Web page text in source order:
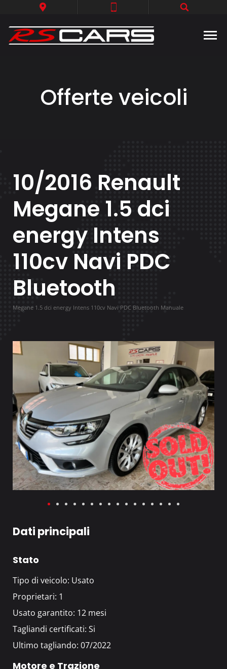
Offerte veicoli
10/2016 Renault
Megane 1.5 dci
energy Intens
110cv Navi PDC
Bluetooth
Megane 1.5 dci energy Intens 110cv Navi PDC Bluetooth Manuale
Dati principali
Stato
Tipo di veicolo: Usato
Proprietari: 1
Usato garantito: 12 mesi
Tagliandi certificati: Si
Ultimo tagliando: 07/2022
Motore e Trazione